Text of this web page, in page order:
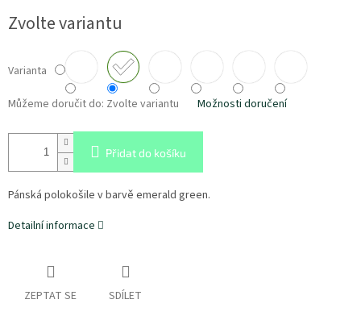
cena:
Zvolte variantu
Varianta
Můžeme doručit do: Zvolte variantu Možnosti doručení
Přidat do košíku
Pánská polokošile v barvě emerald green.
Detailní informace
ZEPTAT SE SDÍLET